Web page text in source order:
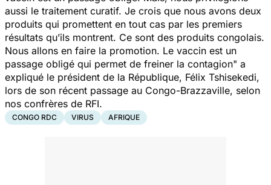
aussi le traitement curatif. Je crois que nous avons deux
produits qui promettent en tout cas par les premiers
résultats qu’ils montrent. Ce sont des produits congolais.
Nous allons en faire la promotion. Le vaccin est un
passage obligé qui permet de freiner la contagion" a
expliqué le président de la République, Félix Tshisekedi,
lors de son récent passage au Congo-Brazzaville, selon
nos confrères de RFI.
CONGO RDC VIRUS AFRIQUE